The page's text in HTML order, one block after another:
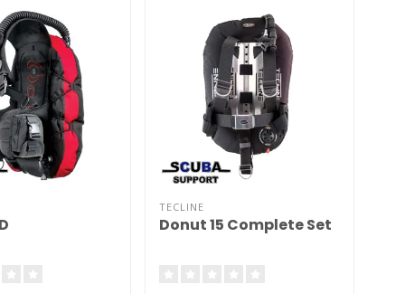
TECLINE
Donut 15 Complete Set